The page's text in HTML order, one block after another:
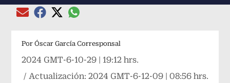
Compartir el artículo actual mediante Email
Compartir el artículo actual mediante Facebook
Compartir el artículo actual mediante Twitter
Compartir el artículo actual mediante
Por Óscar García Corresponsal
2024 GMT-6-10-29 | 19:12 hrs.
/ Actualización:2024 GMT-6-12-09 | 08:56 hrs.